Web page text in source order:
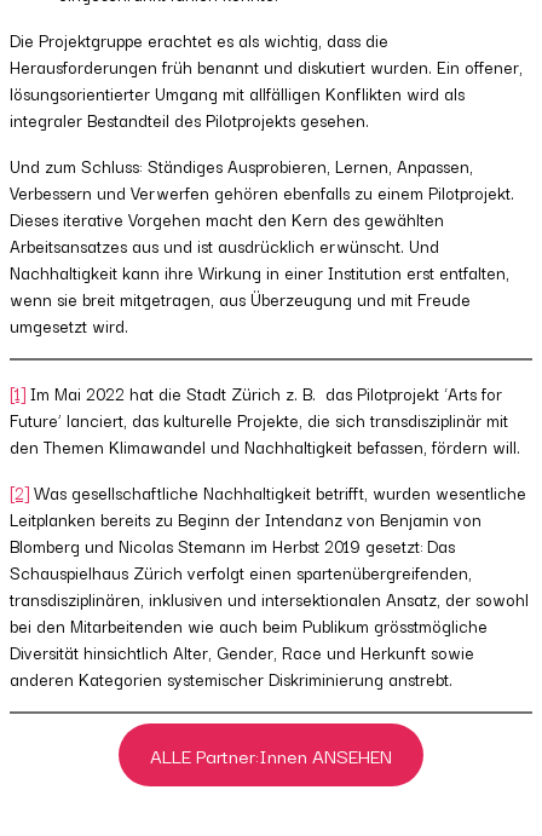
Die Projektgruppe erachtet es als wichtig, dass die
Herausforderungen früh benannt und diskutiert wurden. Ein offener,
lösungsorientierter Umgang mit allfälligen Konflikten wird als
integraler Bestandteil des Pilotprojekts gesehen.
Und zum Schluss: Ständiges Ausprobieren, Lernen, Anpassen,
Verbessern und Verwerfen gehören ebenfalls zu einem Pilotprojekt.
Dieses iterative Vorgehen macht den Kern des gewählten
Arbeitsansatzes aus und ist ausdrücklich erwünscht. Und
Nachhaltigkeit kann ihre Wirkung in einer Institution erst entfalten,
wenn sie breit mitgetragen, aus Überzeugung und mit Freude
umgesetzt wird.
[1]Im Mai 2022 hat die Stadt Zürich z. B. das Pilotprojekt ‘Arts for
Future’ lanciert, das kulturelle Projekte, die sich transdisziplinär mit
den Themen Klimawandel und Nachhaltigkeit befassen, fördern will.
[2]Was gesellschaftliche Nachhaltigkeit betrifft, wurden wesentliche
Leitplanken bereits zu Beginn der Intendanz von Benjamin von
Blomberg und Nicolas Stemann im Herbst 2019 gesetzt: Das
Schauspielhaus Zürich verfolgt einen spartenübergreifenden,
transdisziplinären, inklusiven und intersektionalen Ansatz, der sowohl
bei den Mitarbeitenden wie auch beim Publikum grösstmögliche
Diversität hinsichtlich Alter, Gender, Race und Herkunft sowie
anderen Kategorien systemischer Diskriminierung anstrebt.
ALLE Partner:Innen ANSEHEN